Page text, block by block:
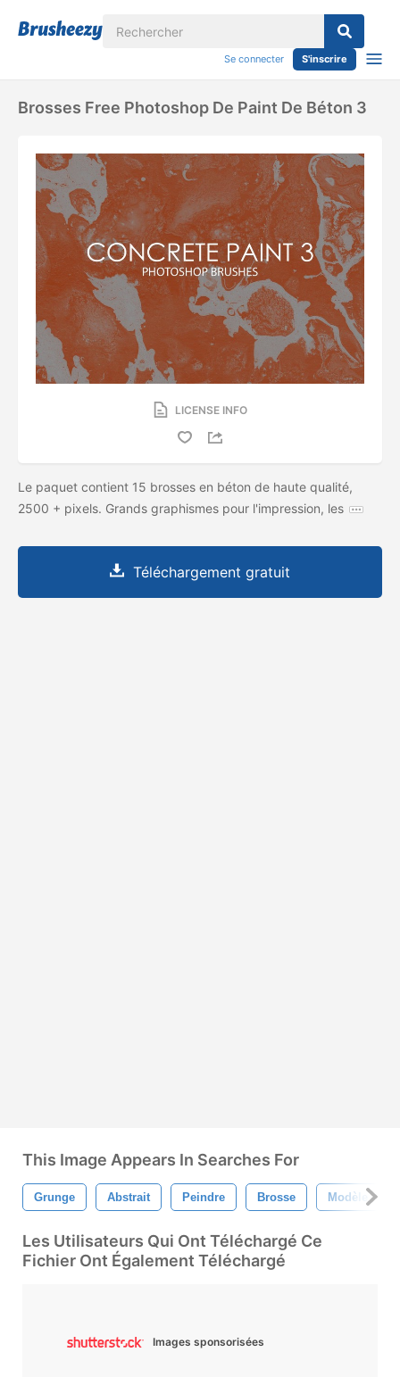
Se connecter S'inscrire
Brosses Free Photoshop De Paint De Béton 3
LICENSE INFO
Le paquet contient 15 brosses en béton de haute qualité,
2500 + pixels. Grands graphismes pour l'impression, les
Téléchargement gratuit
This Image Appears In Searches For
Grunge Abstrait Peindre Brosse Modèle
Les Utilisateurs Qui Ont Téléchargé Ce
Fichier Ont Également Téléchargé
Images sponsorisées